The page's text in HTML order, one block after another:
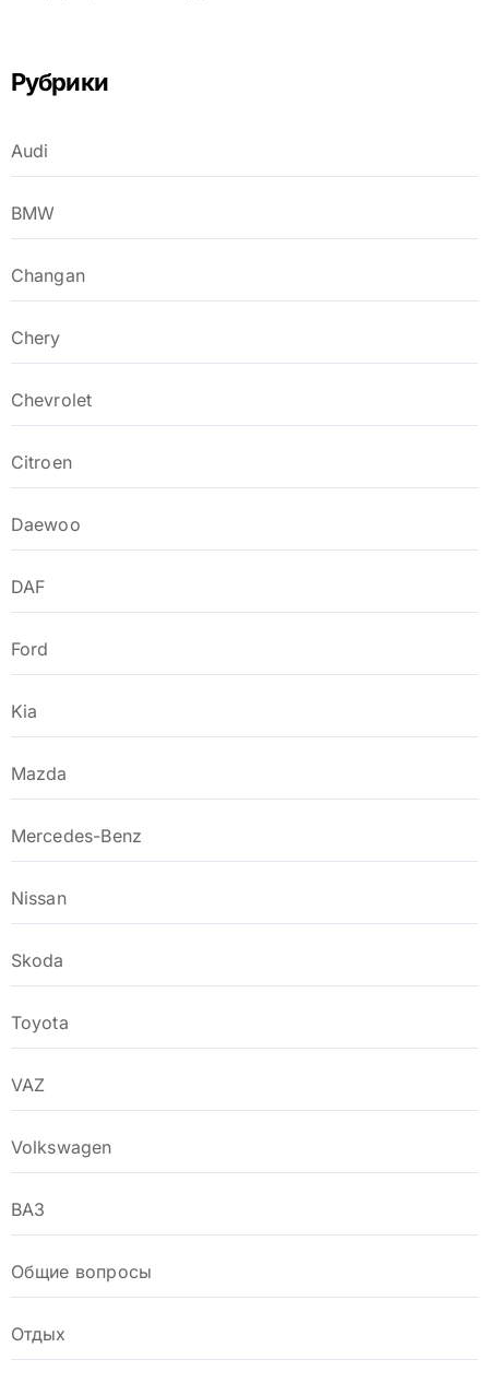
Рубрики
Audi
BMW
Changan
Chery
Chevrolet
Citroen
Daewoo
DAF
Ford
Kia
Mazda
Mercedes-Benz
Nissan
Skoda
Toyota
VAZ
Volkswagen
ВАЗ
Общие вопросы
Отдых